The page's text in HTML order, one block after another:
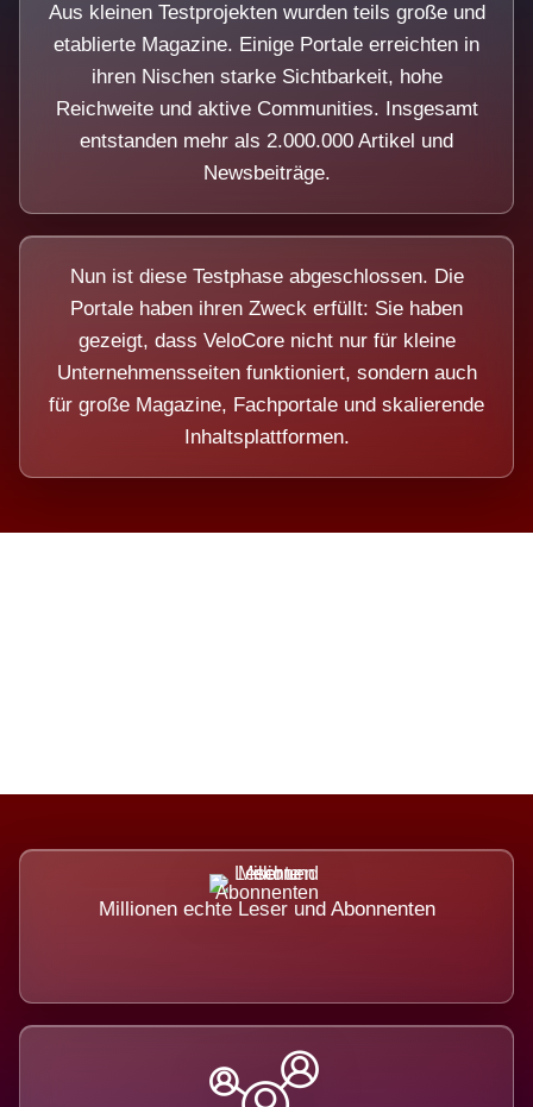
Aus kleinen Testprojekten wurden teils große und
etablierte Magazine. Einige Portale erreichten in
ihren Nischen starke Sichtbarkeit, hohe
Reichweite und aktive Communities. Insgesamt
entstanden mehr als 2.000.000 Artikel und
Newsbeiträge.
Nun ist diese Testphase abgeschlossen. Die
Portale haben ihren Zweck erfüllt: Sie haben
gezeigt, dass VeloCore nicht nur für kleine
Unternehmensseiten funktioniert, sondern auch
für große Magazine, Fachportale und skalierende
Inhaltsplattformen.
Millionen echte Leser und Abonnenten